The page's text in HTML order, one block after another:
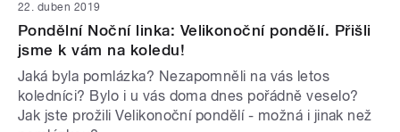
22. duben 2019
Pondělní Noční linka: Velikonoční pondělí. Přišli
jsme k vám na koledu!
Jaká byla pomlázka? Nezapomněli na vás letos
koledníci? Bylo i u vás doma dnes pořádně veselo?
Jak jste prožili Velikonoční pondělí - možná i jinak než